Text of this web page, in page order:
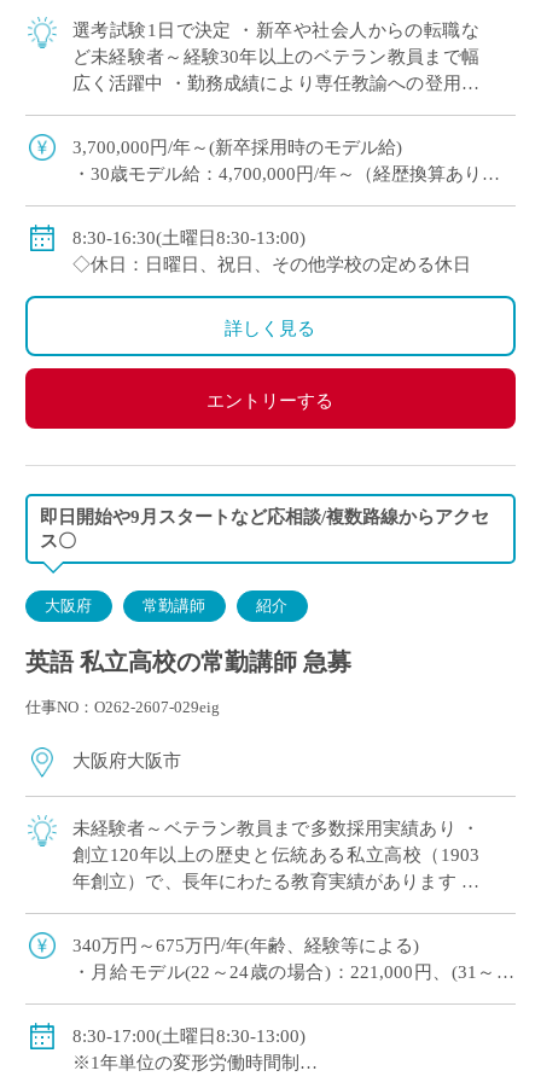
選考試験1日で決定 ・新卒や社会人からの転職な
ど未経験者～経験30年以上のベテラン教員まで幅
広く活躍中 ・勤務成績により専任教諭への登用あ
流にも注力 ※高校免許 […]
3,700,000円/年～(新卒採用時のモデル給)
・30歳モデル給：4,700,000円/年～（経歴換算あり）
※上記以外に補習手当、特殊業務手当、通勤手当、入
試手当、クラブ活動手当を支給
◇保険：私学共済、雇用保険、労災保険
8:30-16:30(土曜日8:30-13:00)
◇休日：日曜日、祝日、その他学校の定める休日
詳しく見る
エントリーする
即日開始や9月スタートなど応相談/複数路線からアクセ
ス〇
大阪府 常勤講師 紹介
英語 私立高校の常勤講師 急募
仕事NO：O262-2607-029eig
大阪府大阪市
未経験者～ベテラン教員まで多数採用実績あり ・
創立120年以上の歴史と伝統ある私立高校（1903
年創立）で、長年にわたる教育実績があります ・
340万円～675万円/年(年齢、経験等による)
・月給モデル(22～24歳の場合)：221,000円、(31～33
◇交通費：別途支給
◇賞与：有
8:30-17:00(土曜日8:30-13:00)
※1年単位の変形労働時間制